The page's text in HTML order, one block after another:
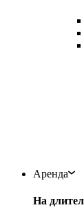
Аренда
На